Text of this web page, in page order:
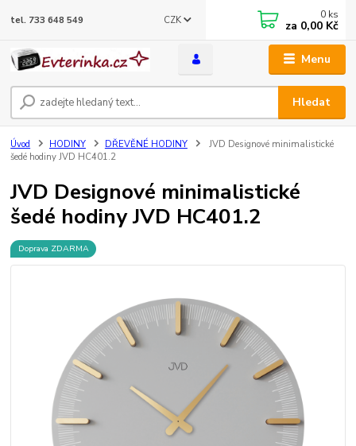
Menu
CZK
Hledat
tel. 733 648 549 0 ks
za 0,00 Kč
Úvod HODINY DŘEVĚNÉ HODINY
JVD Designové minimalistické
šedé hodiny JVD HC401.2
JVD Designové minimalistické
šedé hodiny JVD HC401.2
Doprava ZDARMA